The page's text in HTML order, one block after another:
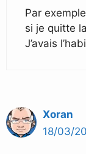
Par
si je quitte
J’avais
Xoran
18/03/